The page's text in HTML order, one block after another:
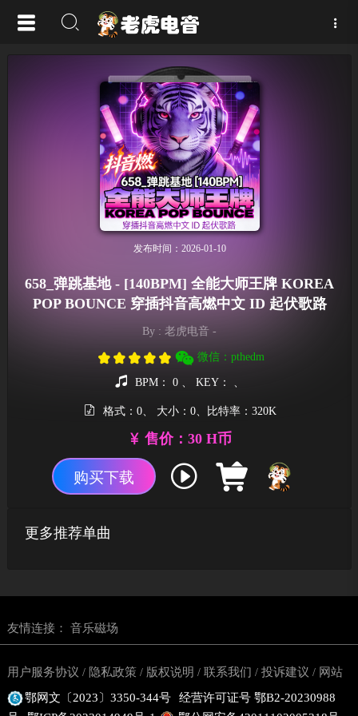
发布时间：2026-01-10
658_弹跳基地 - [140BPM] 全能大师王牌 KOREA
POP BOUNCE 穿插抖音高燃中文 ID 起伏歌路
By : 老虎电音 -
微信：pthedm
BPM： 0 、 KEY： 、
格式：0、 大小：0、比特率：320K
售价：30 H币
购买下载
更多推荐单曲
友情连接： 音乐磁场
用户服务协议 / 隐私政策 / 版权说明 / 联系我们 / 投诉建议 / 网站
地图
鄂网文〔2023〕3350-344号
经营许可证号 鄂B2-20230988